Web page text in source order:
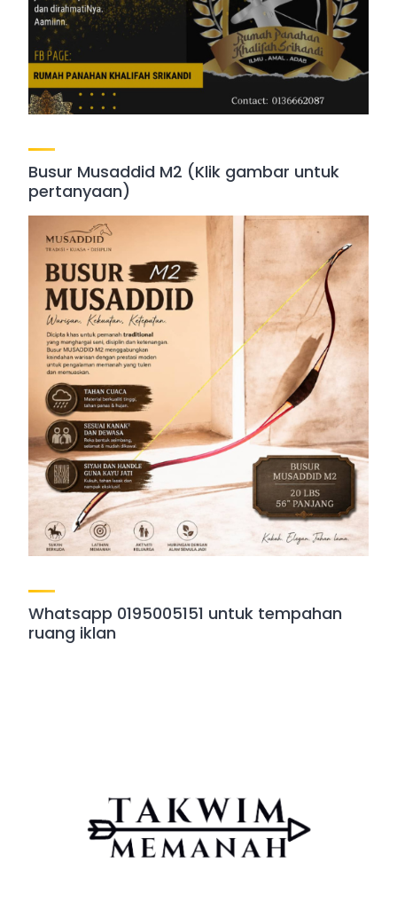
Busur Musaddid M2 (Klik gambar untuk
pertanyaan)
Whatsapp 0195005151 untuk tempahan
ruang iklan